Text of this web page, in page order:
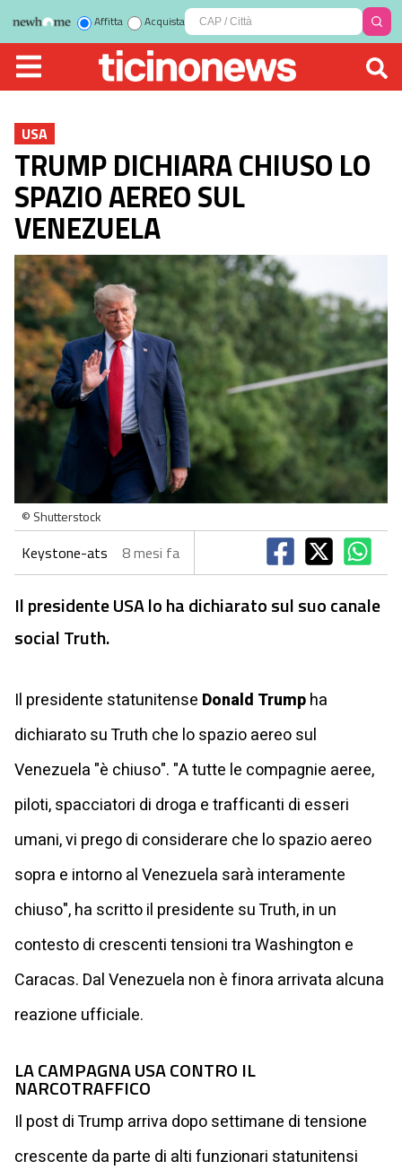
Affitta Acquista
USA
TRUMP DICHIARA CHIUSO LO
SPAZIO AEREO SUL
VENEZUELA
© Shutterstock
Keystone-ats 8 mesi fa
Il presidente USA lo ha dichiarato sul suo canale
social Truth.
Il presidente statunitense Donald Trumpha
dichiarato su Truth che lo spazio aereo sul
Venezuela "è chiuso". "A tutte le compagnie aeree,
piloti, spacciatori di droga e trafficanti di esseri
umani, vi prego di considerare che lo spazio aereo
sopra e intorno al Venezuela sarà interamente
chiuso", ha scritto il presidente su Truth, in un
contesto di crescenti tensioni tra Washington e
Caracas. Dal Venezuela non è finora arrivata alcuna
reazione ufficiale.
LA CAMPAGNA USA CONTRO IL
NARCOTRAFFICO
Il post di Trump arriva dopo settimane di tensione
crescente da parte di alti funzionari statunitensi